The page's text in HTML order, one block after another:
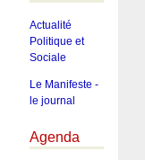
Actualité
Politique et
Sociale
Le Manifeste -
le journal
Agenda